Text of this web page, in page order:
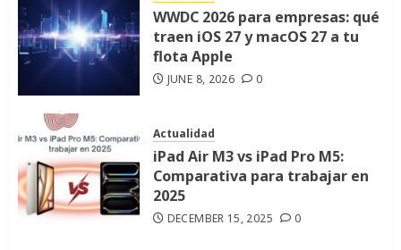
WWDC 2026 para empresas: qué
traen iOS 27 y macOS 27 a tu
flota Apple
JUNE 8, 2026 0
Actualidad
iPad Air M3 vs iPad Pro M5:
Comparativa para trabajar en
2025
DECEMBER 15, 2025 0